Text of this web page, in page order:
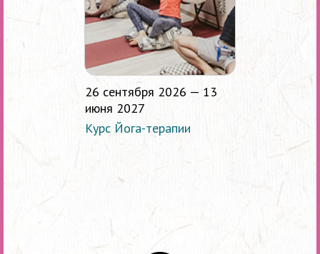
26 сентября 2026 — 13
июня 2027
Курс Йога-терапии